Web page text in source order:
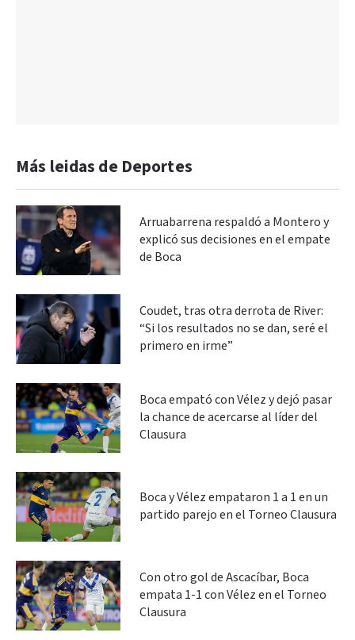
Más leidas de Deportes
Arruabarrena respaldó a Montero y
explicó sus decisiones en el empate
de Boca
Coudet, tras otra derrota de River:
“Si los resultados no se dan, seré el
primero en irme”
Boca empató con Vélez y dejó pasar
la chance de acercarse al líder del
Clausura
Boca y Vélez empataron 1 a 1 en un
partido parejo en el Torneo Clausura
Con otro gol de Ascacíbar, Boca
empata 1-1 con Vélez en el Torneo
Clausura